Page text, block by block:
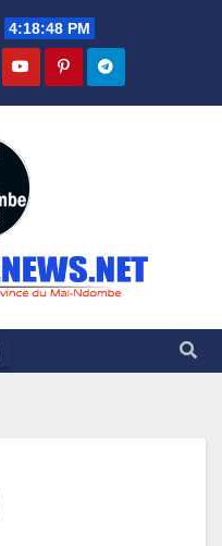
4:18:49 PM